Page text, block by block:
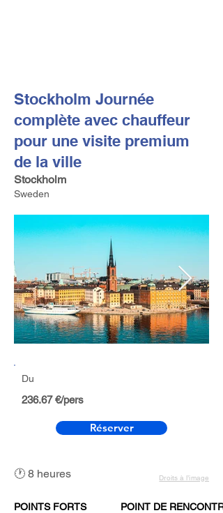
Stockholm Journée
complète avec chauffeur
pour une visite premium
de la ville
Stockholm
Sweden
Du
236.67 €/pers
Réserver
🕐 8 heures Droits à l’image
POINTS FORTS POINT DE